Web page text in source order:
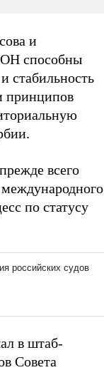
и
способны
стабильность
принципов
всего
по статусу
в штаб-
Совета